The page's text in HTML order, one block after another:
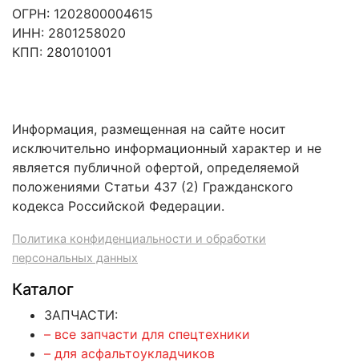
ОГРН: 1202800004615
ИНН: 2801258020
КПП: 280101001
Информация, размещенная на сайте носит
исключительно информационный характер и не
является публичной офертой, определяемой
положениями Статьи 437 (2) Гражданского
кодекса Российской Федерации.
Политика конфиденциальности и обработки
персональных данных
Каталог
ЗАПЧАСТИ:
– все запчасти для спецтехники
– для асфальтоукладчиков